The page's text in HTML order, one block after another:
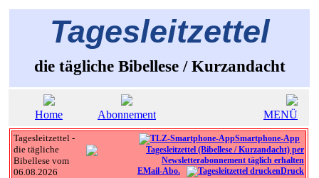
Tagesleitzettel
die tägliche Bibellese / Kurzandacht
Home Abonnement MENÜ
Tagesleitzettel -
die tägliche
Bibellese vom
06.08.2026
Smartphone-App
EMail-Abo. Druck